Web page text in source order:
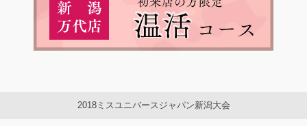
2018ミスユニバースジャパン新潟大会